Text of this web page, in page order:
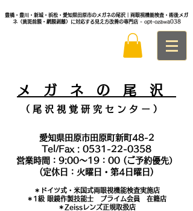
豊橋・豊川・新城・浜松・愛知県田原市のメガネの尾沢｜両眼視機能検査・術後メガ
ネ（黄斑前膜・網膜剥離）に対応する見え方改善の専門店 - opt-ozawa038
メ ガ ネ の 尾 沢
（ 尾 沢 視 覚 研 究 セ ン タ ー ）
愛知県田原市田原町新町48-2
Tel/Fax : 0531-22-0358
営業時間：9:00～19：00 (ご予約優先）
(定休日：火曜日・第4日曜日)
＊​ドイツ式・米国式両眼視機能検査実施店
​＊1級 眼鏡作製技能士 プライム会員 在籍店
＊Zeissレンズ正規取扱店